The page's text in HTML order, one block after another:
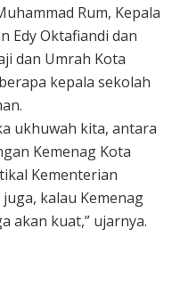
Rum, Kepala
Edy Oktafiandi dan
dan Umrah Kota
kepala sekolah
ukhuwah kita, antara
Kemenag Kota
Kementerian
kalau Kemenag
akan kuat,” ujarnya.